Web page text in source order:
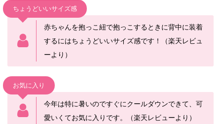
ちょうどいいサイズ感
赤ちゃんを抱っこ紐で抱っこするときに背中に装着
するにはちょうどいいサイズ感です！（楽天レビュ
ーより）
お気に入り
今年は特に暑いのですぐにクールダウンできて、可
愛いくてお気に入りです。（楽天レビューより）